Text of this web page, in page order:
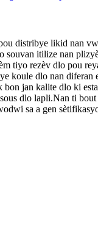
distribye likid nan
itilize nan
tiyo rezèv dlo pou
koule dlo nan
bon jan kalite dlo ki
dlo lapli.Nan ti
sa a gen